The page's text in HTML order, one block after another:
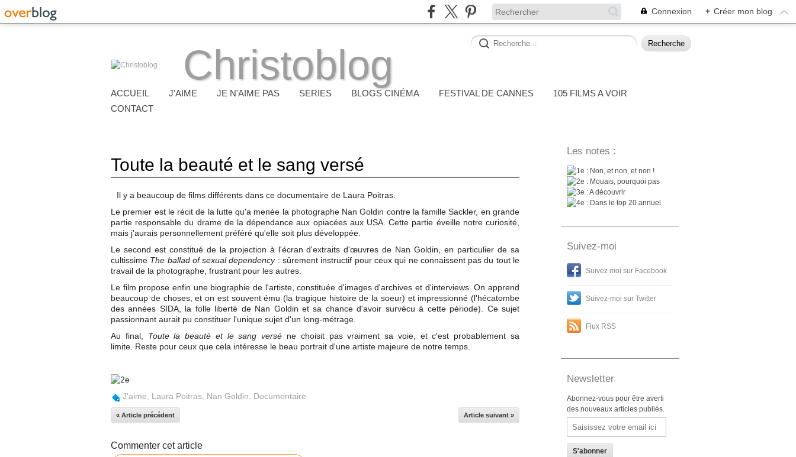
Connexion + Créer mon blog
Christoblog
ACCUEIL J'AIME JE N'AIME PAS SERIES BLOGS CINÉMA FESTIVAL DE CANNES
105 FILMS A VOIR
CONTACT
Toute la beauté et le sang versé
Il y a beaucoup de films différents dans ce documentaire de Laura Poitras.
Le premier est le récit de la lutte qu'a menée la photographe Nan Goldin contre la famille Sackler, en grande
partie responsable du drame de la dépendance aux opiacées aux USA. Cette partie éveille notre curiosité,
mais j'aurais personnellement préféré qu'elle soit plus développée.
Le second est constitué de la projection à l'écran d'extraits d'œuvres de Nan Goldin, en particulier de sa
cultissime The ballad of sexual dependency : sûrement instructif pour ceux qui ne connaissent pas du tout le
travail de la photographe, frustrant pour les autres.
Le film propose enfin une biographie de l'artiste, constituée d'images d'archives et d'interviews. On apprend
beaucoup de choses, et on est souvent ému (la tragique histoire de la soeur) et impressionné (l'hécatombe
des années SIDA, la folle liberté de Nan Goldin et sa chance d'avoir survécu à cette période). Ce sujet
passionnant aurait pu constituer l'unique sujet d'un long-métrage.
Au final, Toute la beauté et le sang versé ne choisit pas vraiment sa voie, et c'est probablement sa
limite. Reste pour ceux que cela intéresse le beau portrait d'une artiste majeure de notre temps.
J'aime Laura Poitras Nan Goldin Documentaire
« Article précédent Article suivant »
Commenter cet article
Les notes :
: Non, et non, et non !
: Mouais, pourquoi pas
: A découvrir
: Dans le top 20 annuel
Suivez-moi
Suivez moi sur Facebook
Suivez-moi sur Twitter
Flux RSS
Newsletter
Abonnez-vous pour être averti
des nouveaux articles publiés.
Email